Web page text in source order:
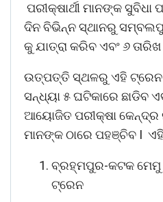
ପରୀକ୍ଷାର୍ଥୀ ମାନଙ୍କ ସୁବିଧା
ଦିନ ବିଭିନ୍ନ ସ୍ଥାନରୁ
କୁ ଯାତ୍ରା କରିବ ଏବଂ ୬
ଉତ୍ପତ୍ତି ସ୍ଥଳରୁ ଏହି
ସନ୍ଧ୍ୟା ୫ ଘଟିକାରେ ଛାଡିବ
ଆୟୋଜିତ ପରୀକ୍ଷା
ମାନଙ୍କ ଠାରେ ପହଞ୍ଚିବ I
ବ୍ରହ୍ମପୁର-କଟକ ମେମୁ
ଟ୍ରେନ